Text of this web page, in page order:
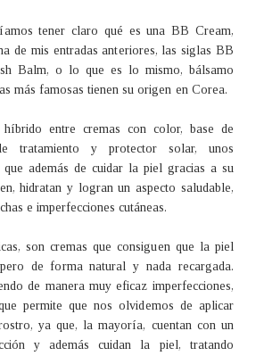
tener claro qué es una BB Cream,
de mis entradas anteriores, las siglas BB
Balm, o lo que es lo mismo, bálsamo
más famosas tienen su origen en Corea.
entre cremas con color, base de
tratamiento y protector solar, unos
que además de cuidar la piel gracias a su
hidratan y logran un aspecto saludable,
e imperfecciones cutáneas.
son cremas que consiguen que la piel
de forma natural y nada recargada.
de manera muy eficaz imperfecciones,
permite que nos olvidemos de aplicar
ya que, la mayoría, cuentan con un
y además cuidan la piel, tratando